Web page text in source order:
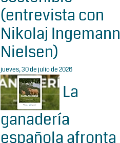
(entrevista con
Nikolaj Ingemann
Nielsen)
jueves, 30 de julio de 2026
La
ganadería
española afronta